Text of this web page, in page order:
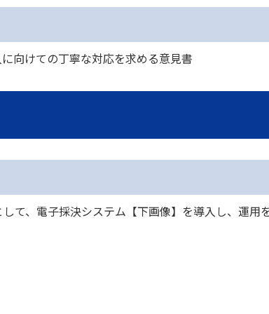
向けての丁寧な対応を求める意見書
て、電子採決システム【下画像】を導入し、運用